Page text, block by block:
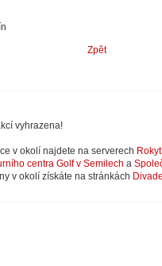
Zpět
vyhrazena!
v okolí najdete na serverech
centra Golf v Semilech a
v okolí získáte na stránkách